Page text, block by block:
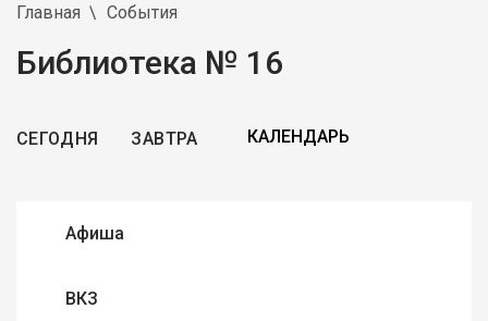
Главная События
Библиотека № 16
СЕГОДНЯ ЗАВТРА
Афиша
ВКЗ